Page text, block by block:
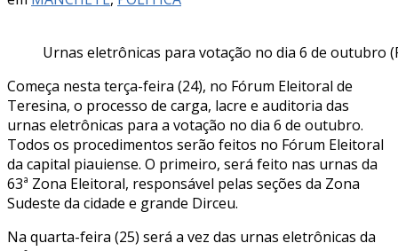
Urnas eletrônicas para votação no dia 6 de outubro
Começa nesta terça-feira (24), no Fórum Eleitoral de
Teresina, o processo de carga, lacre e auditoria das
urnas eletrônicas para a votação no dia 6 de outubro.
Todos os procedimentos serão feitos no Fórum Eleitoral
da capital piauiense. O primeiro, será feito nas urnas da
63ª Zona Eleitoral, responsável pelas seções da Zona
Sudeste da cidade e grande Dirceu.
Na quarta-feira (25) será a vez das urnas eletrônicas da